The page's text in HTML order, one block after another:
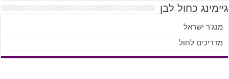
גיימינג כחול לבן
מנג'ר ישראל
מדריכים לחול